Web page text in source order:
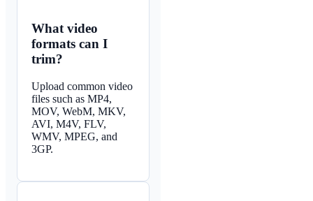
What video
formats can I
trim?
Upload common video
files such as MP4,
MOV, WebM, MKV,
AVI, M4V, FLV,
WMV, MPEG, and
3GP.